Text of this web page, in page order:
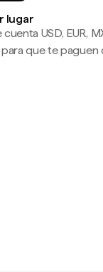
lugar
USD, EUR,
que te